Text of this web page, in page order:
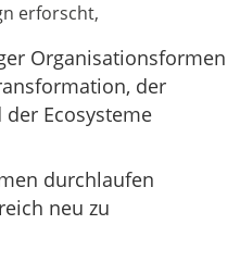
erforscht,
Organisationsformen
der
Ecosysteme
durchlaufen
neu zu